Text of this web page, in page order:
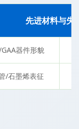
先进材料与失
器件形貌
/石墨烯表征